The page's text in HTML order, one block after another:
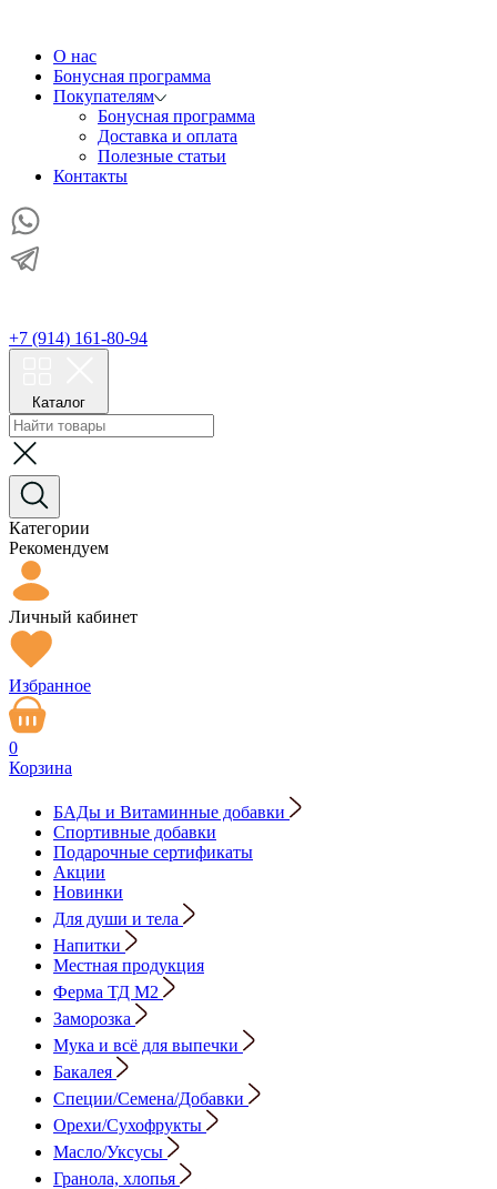
О нас
Бонусная программа
Покупателям
Бонусная программа
Доставка и оплата
Полезные статьи
Контакты
+7 (914) 161-80-94
Каталог
Категории
Рекомендуем
Личный кабинет
Избранное
0
Корзина
БАДы и Витаминные добавки
Спортивные добавки
Подарочные сертификаты
Акции
Новинки
Для души и тела
Напитки
Местная продукция
Ферма ТД М2
Заморозка
Мука и всё для выпечки
Бакалея
Специи/Семена/Добавки
Орехи/Сухофрукты
Масло/Уксусы
Гранола, хлопья